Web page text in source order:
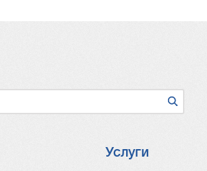
Услуги